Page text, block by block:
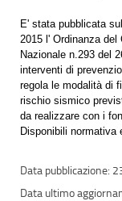
E' stata pubblicata
2015 l' Ordinanza
Nazionale n.293 del
interventi di
regola le modalità di
rischio sismico
da realizzare con i
Disponibili normativa